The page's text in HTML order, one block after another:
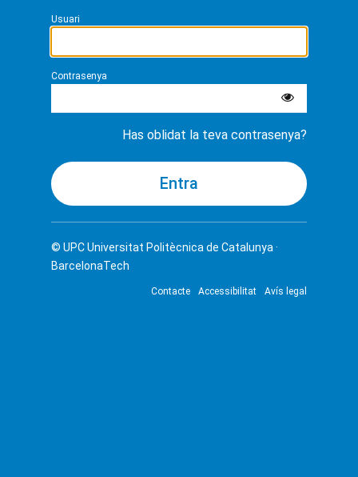
Usuari
Contrasenya
Has oblidat la teva contrasenya?
© UPCUniversitat Politècnica de Catalunya ·
BarcelonaTech
Contacte Accessibilitat Avís legal